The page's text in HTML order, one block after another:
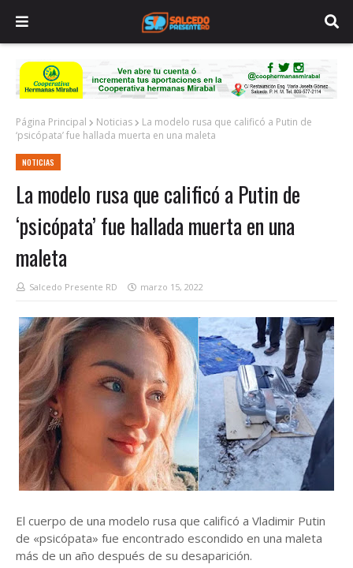
Página Principal Noticias
La modelo rusa que calificó a Putin de
‘psicópata’ fue hallada muerta en una maleta
NOTICIAS
La modelo rusa que calificó a Putin de
‘psicópata’ fue hallada muerta en una
maleta
Salcedo Presente RD marzo 15, 2022
El cuerpo de una modelo rusa que calificó a Vladimir Putin
de «psicópata» fue encontrado escondido en una maleta
más de un año después de su desaparición.